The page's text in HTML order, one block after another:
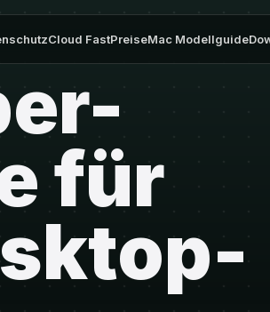
Cloud FastPreiseMac Modellguide
für